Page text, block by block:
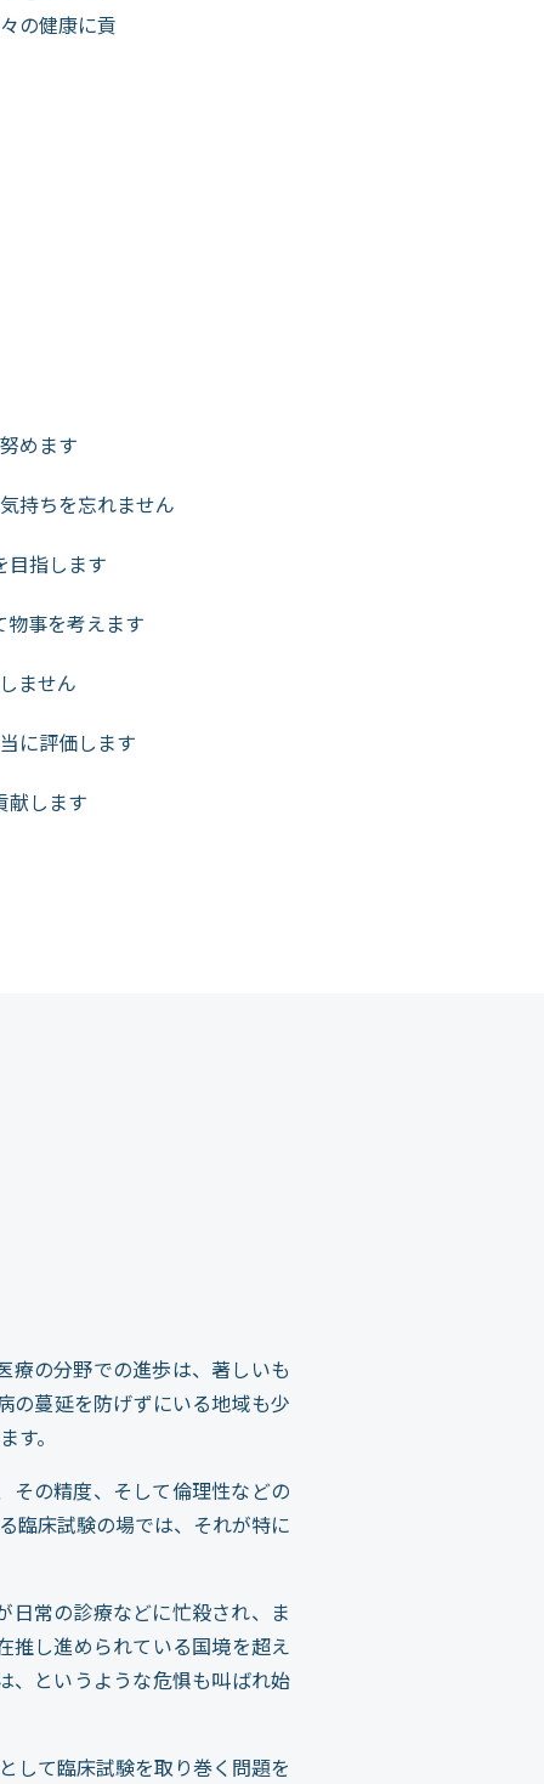
の健康に貢
めます
持ちを忘れません
目指します
物事を考えます
ません
に評価します
献します
療の分野での進歩は、著しいも
の蔓延を防げずにいる地域も少
す。
その精度、そして倫理性などの
臨床試験の場では、それが特に
日常の診療などに忙殺され、ま
推し進められている国境を超え
、というような危惧も叫ばれ始
して臨床試験を取り巻く問題を